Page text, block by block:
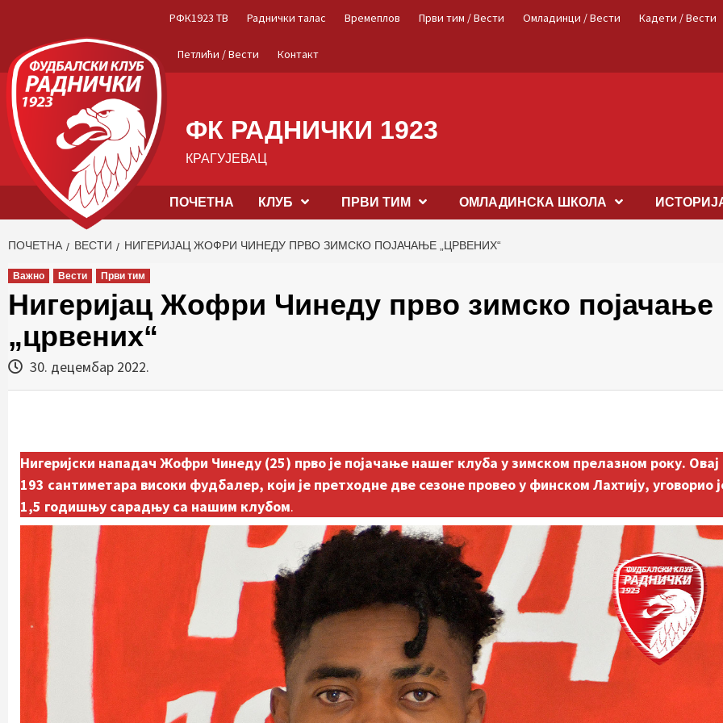
content
РФК1923 ТВ Раднички талас Времеплов Први тим / Вести Омладинци / Вести Кадети / Вести
Петлићи / Вести Контакт
ФК РАДНИЧКИ 1923
КРАГУЈЕВАЦ
ПОЧЕТНА КЛУБ ПРВИ ТИМ OМЛАДИНСКА ШКОЛА
ПОЧЕТНА ВЕСТИ НИГЕРИЈАЦ ЖОФРИ ЧИНЕДУ ПРВО ЗИМСКО ПОЈАЧАЊЕ „ЦРВЕНИХ“
Важно Вести Први тим
Нигеријац Жофри Чинеду прво зимско појачање
„црвених“
30. децембар 2022.
Нигеријски нападач Жофри Чинеду (25) прво је појачање нашег клуба у зимском прелазном року. Овај
193 сантиметара високи фудбалер, који је претходне две сезоне провео у финском Лахтију, уговорио
1,5 годишњу сарадњу са нашим клубом.